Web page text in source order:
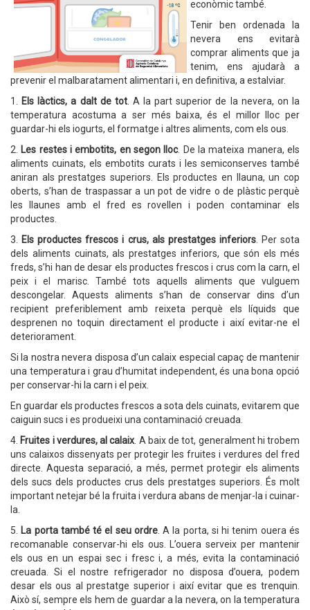
econòmic també.
Tenir ben ordenada la
nevera ens evitarà
comprar aliments que ja
tenim, ens ajudarà a
prevenir el malbaratament alimentari i, en definitiva, a estalviar.
1.
Els làctics, a dalt de tot. A la part superior de la nevera, on la
temperatura acostuma a ser més baixa, és el millor lloc per
guardar-hi els iogurts, el formatge i altres aliments, com els ous.
2.
Les restes i embotits, en segon lloc. De la mateixa manera, els
aliments cuinats, els embotits curats i les semiconserves també
aniran als prestatges superiors. Els productes en llauna, un cop
oberts, s’han de traspassar a un pot de vidre o de plàstic perquè
les llaunes amb el fred es rovellen i poden contaminar els
productes.
3.
Els productes frescos i crus, als prestatges inferiors. Per sota
dels aliments cuinats, als prestatges inferiors, que són els més
freds, s’hi han de desar els productes frescos i crus com la carn, el
peix i el marisc. També tots aquells aliments que vulguem
descongelar. Aquests aliments s’han de conservar dins d’un
recipient preferiblement amb reixeta perquè els líquids que
desprenen no toquin directament el producte i així evitar-ne el
deteriorament.
Si la nostra nevera disposa d’un calaix especial capaç de mantenir
una temperatura i grau d’humitat independent, és una bona opció
per conservar-hi la carn i el peix.
En guardar els productes frescos a sota dels cuinats, evitarem que
caiguin sucs i es produeixi una contaminació creuada.
4. Fruites i verdures, al calaix . A baix de tot, generalment hi trobem
uns calaixos dissenyats per protegir les fruites i verdures del fred
directe. Aquesta separació, a més, permet protegir els aliments
dels sucs dels productes crus dels prestatges superiors. És molt
important netejar bé la fruita i verdura abans de menjar-la i cuinar-
la.
5.
La porta també té el seu ordre. A la porta, si hi tenim ouera és
recomanable conservar-hi els ous. L’ouera serveix per mantenir
els ous en un espai sec i fresc i, a més, evita la contaminació
creuada. Si el nostre refrigerador no disposa d’ouera, podem
desar els ous al prestatge superior i així evitar que es trenquin.
Això sí, sempre els hem de guardar a la nevera, on la temperatura